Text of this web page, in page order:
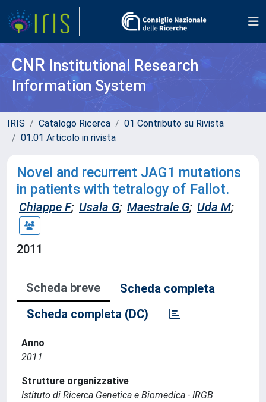
CNR Institutional Research
Information System
IRIS Catalogo Ricerca
01 Contributo su Rivista
01.01 Articolo in rivista
Novel and recurrent JAG1 mutations
in patients with tetralogy of Fallot.
Chiappe F; Usala G; Maestrale G; Uda M;
2011
Scheda breve
Scheda completa
Scheda completa (DC)
Anno
2011
Strutture organizzative
Istituto di Ricerca Genetica e Biomedica - IRGB